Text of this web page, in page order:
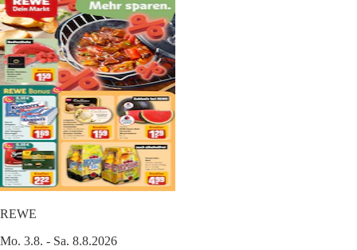
REWE
Mo. 3.8. - Sa. 8.8.2026